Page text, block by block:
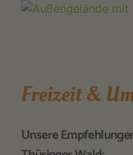
Freizeit &
Unsere